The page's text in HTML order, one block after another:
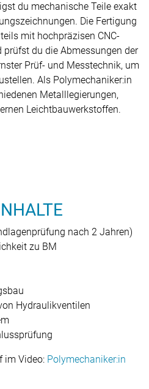
du mechanische Teile exakt
Die Fertigung
mit hochpräzisen CNC-
du die Abmessungen der
Prüf- und Messtechnik, um
Als Polymechaniker:in
Metalllegierungen,
Leichtbauwerkstoffen.
nach 2 Jahren)
zu BM
Hydraulikventilen
im Video: Polymechaniker:in